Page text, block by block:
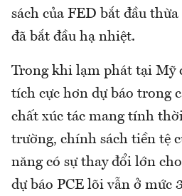
sách của FED bắt đầu
đã bắt đầu hạ nhiệt.
Trong khi lạm phát tại Mỹ
tích cực hơn dự báo trong
chất xúc tác mang tính
trường, chính sách tiền tệ
năng có sự thay đổi lớn
dự báo PCE lõi vẫn ở mức